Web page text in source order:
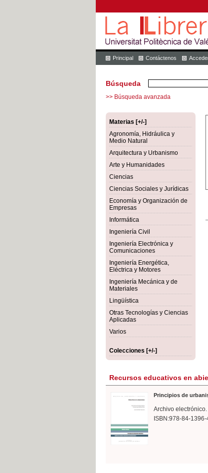
Principal Contáctenos
Búsqueda
>> Búsqueda avanzada
Materias [+/-]
Agronomía, Hidráulica y
Medio Natural
Arquitectura y Urbanismo
Arte y Humanidades
Ciencias
Ciencias Sociales y Jurídicas
Economía y Organización de
Empresas
Informática
Ingeniería Civil
Ingeniería Electrónica y
Comunicaciones
Ingeniería Energética,
Eléctrica y Motores
Ingeniería Mecánica y de
Materiales
Lingüística
Otras Tecnologías y Ciencias
Aplicadas
Varios
Colecciones [+/-]
Recursos educativos en
Principios de
Archivo
ISBN:978-84-1396-